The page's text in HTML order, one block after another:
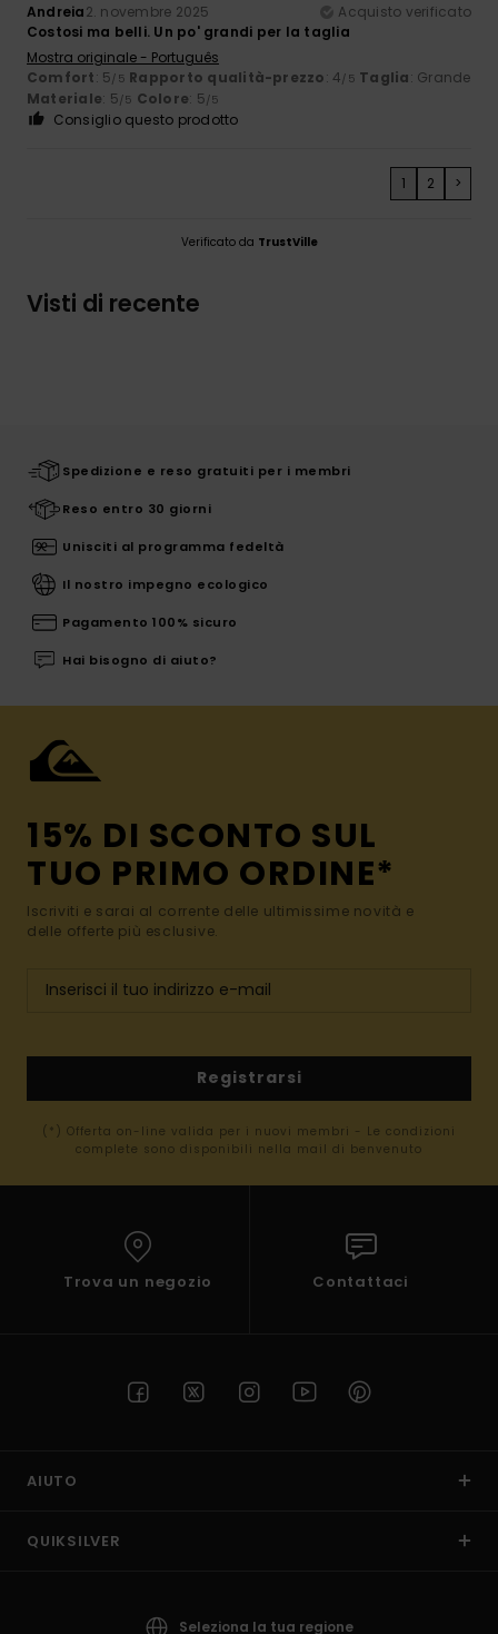
Andreia2. novembre 2025
Acquisto verificato
Costosi ma belli. Un po' grandi per la taglia
Mostra originale - Português
Comfort: 5/5 Rapporto qualità-prezzo: 4/5 Taglia: Grande
Materiale: 5/5 Colore: 5/5
Consiglio questo prodotto
1 2 >
Verificato da TrustVille
Visti di recente
Spedizione e reso gratuiti per i membri
Reso entro 30 giorni
Unisciti al programma fedeltà
Il nostro impegno ecologico
Pagamento 100% sicuro
Hai bisogno di aiuto?
15% DI SCONTO SUL
TUO PRIMO ORDINE*
Iscriviti e sarai al corrente delle ultimissime novità e
delle offerte più esclusive.
Registrarsi
(*) Offerta on-line valida per i nuovi membri - Le condizioni
complete sono disponibili nella mail di benvenuto
Trova un negozio Contattaci
AIUTO
QUIKSILVER
Seleziona la tua regione